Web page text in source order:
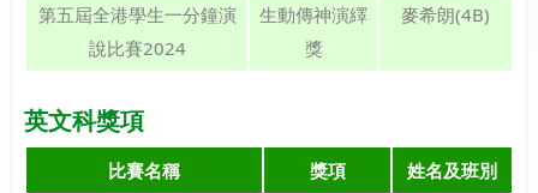
第五屆全港學生一分鐘演
說比賽2024
生動傳神演繹
獎
麥希朗(4B)
英文科獎項
比賽名稱 獎項
姓名及班別